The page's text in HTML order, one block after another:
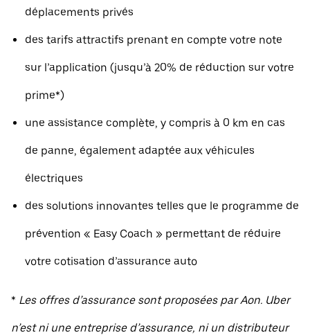
déplacements privés
des tarifs attractifs prenant en compte votre note
sur l’application (jusqu’à 20% de réduction sur votre
prime*)
une assistance complète, y compris à 0 km en cas
de panne, également adaptée aux véhicules
électriques
des solutions innovantes telles que le programme de
prévention « Easy Coach » permettant de réduire
votre cotisation d’assurance auto
* Les offres d’assurance sont proposées par Aon. Uber
n’est ni une entreprise d’assurance, ni un distributeur